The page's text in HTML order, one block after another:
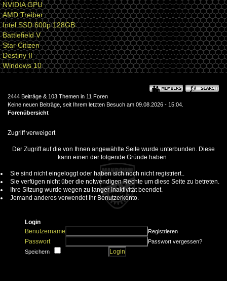
NVIDIA GPU
AMD Treiber
Intel SSD 600p 128GB
Battlefield V
Star Citizen
Destiny II
Windows 10
2444 Beiträge & 103 Themen in 11 Foren
Keine neuen Beiträge, seit Ihrem letzten Besuch am 09.08.2026 - 15:04.
Forenübersicht
Zugriff verweigert
Der Zugriff auf die von Ihnen angewählte Seite wurde unterbunden. Diese
kann einen der folgende Gründe haben :
Sie sind nicht eingeloggt oder haben sich noch nicht registriert..
Sie verfügen nicht über die notwendigen Rechte um diese Seite zu betreten.
Ihre Sitzung wurde wegen zu langer Inaktivität beendet.
Jemand anderes verwendet Ihr Benutzerkonto.
Login
Benutzername
Registrieren
Passwort
Passwort vergessen?
Speichern